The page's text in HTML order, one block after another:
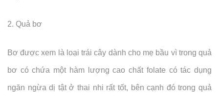
2. Quả bơ
Bơ được xem là loại trái cây dành cho mẹ bầu vì trong quả
bơ có chứa một hàm lượng cao chất folate có tác dụng
ngăn ngừa dị tật ở thai nhi rất tốt, bên cạnh đó trong quả